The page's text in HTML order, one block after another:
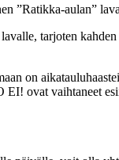
aulan”
tarjoten
on
ovat vaihtaneet